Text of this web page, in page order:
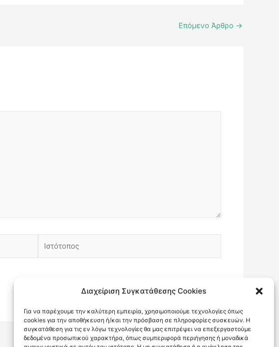
Διαχείριση Συγκατάθεσης Cookies
Για να παρέχουμε την καλύτερη εμπειρία, χρησιμοποιούμε τεχνολογίες όπως
cookies για την αποθήκευση ή/και την πρόσβαση σε πληροφορίες συσκευών. Η
συγκατάθεση για τις εν λόγω τεχνολογίες θα μας επιτρέψει να επεξεργαστούμε
δεδομένα προσωπικού χαρακτήρα, όπως συμπεριφορά περιήγησης ή μοναδικά
Επόμενο Άρθρο →